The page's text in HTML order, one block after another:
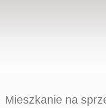
Mieszkanie na